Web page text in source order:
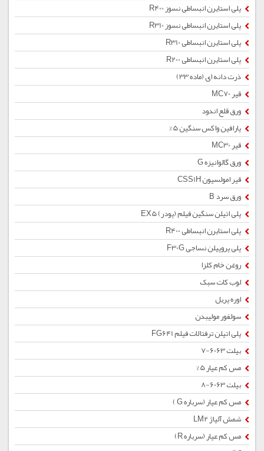
پلی استایرن انبساطی نسوز R400
پلی استایرن انبساطی نسوز R310
پلی استایرن انبساطی R310
پلی استایرن انبساطی R200
ذرت دانه ای (ماده 33)
قیر MC70
ورق قلع اندود
پارافین واکس سنگین 5%
قیر MC30
ورق گالوانیزه G
قیر امولسیون CSS1H
ورق سرد B
پلی اتیلن سنگین فیلم (پودر) EX5
پلی استایرن انبساطی R400
پلی پروپیلن نساجی F30G
روغن خام کلزا
لوب کات سبک
اوره پریل
سولفور مولیبدن
پلی اتیلن ترفتالات فیلم FG641
بیلت 6063-7
مس کم عیار 5%
بیلت 6063-8
مس کم عیار (سرباره G )
شمش آلیاژ LM2
مس کم عیار (سرباره R)